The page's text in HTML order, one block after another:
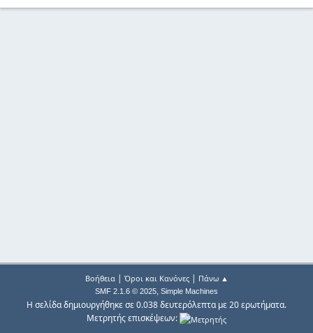
Βοήθεια| Όροι και Κανόνες| Πάνω ▲
SMF 2.1.6 © 2025, Simple Machines
Η σελίδα δημιουργήθηκε σε 0.038 δευτερόλεπτα με 20 ερωτήματα.
Μετρητής επισκέψεων: